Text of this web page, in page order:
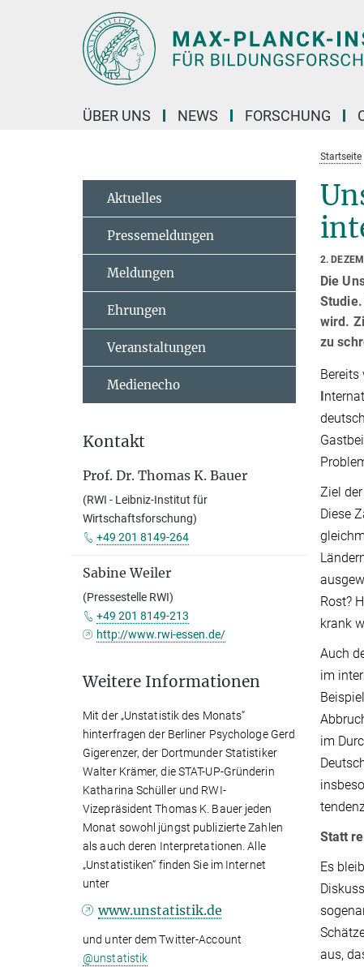
ÜBER UNS NEWS FORSCHUNG
Startseite
2.
Die
wird.
zu
I
Ziel
Diese
Rost?
krank
Auch
im
im
Statt
Es
aus,
Aktuelles
Pressemeldungen
Meldungen
Ehrungen
Veranstaltungen
Medienecho
Kontakt
Prof. Dr. Thomas K. Bauer
(RWI - Leibniz-Institut für
Wirtschaftsforschung)
+49 201 8149-264
Sabine Weiler
(Pressestelle RWI)
+49 201 8149-213
http://www.rwi-essen.de/
Weitere Informationen
Mit der „Unstatistik des Monats“
hinterfragen der Berliner Psychologe Gerd
Gigerenzer, der Dortmunder Statistiker
Walter Krämer, die STAT-UP-Gründerin
Katharina Schüller und RWI-
Vizepräsident Thomas K. Bauer jeden
Monat sowohl jüngst publizierte Zahlen
als auch deren Interpretationen. Alle
„Unstatistiken“ finden Sie im Internet
unter
www.unstatistik.de
und unter dem Twitter-Account
@unstatistik